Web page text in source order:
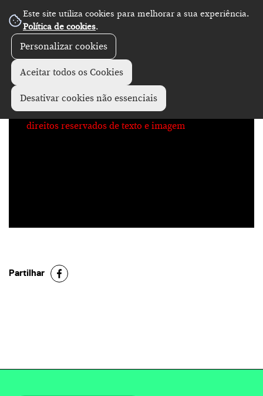
Este site utiliza cookies para melhorar a sua experiência.
Política de cookies.
Personalizar cookies
Aceitar todos os Cookies
Desativar cookies não essenciais
No Record
direitos reservados de texto e imagem
Partilhar